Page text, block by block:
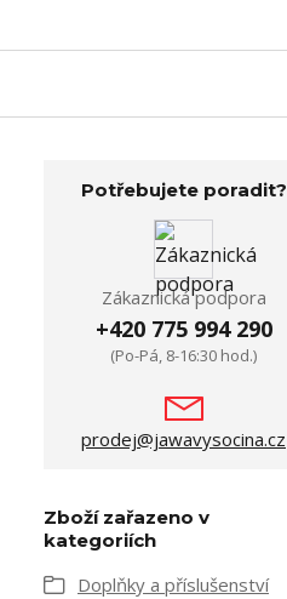
Potřebujete poradit?
Zákaznická podpora
+420 775 994 290
(Po-Pá, 8-16:30 hod.)
prodej@jawavysocina.cz
Zboží zařazeno v
kategoriích
Doplňky a příslušenství